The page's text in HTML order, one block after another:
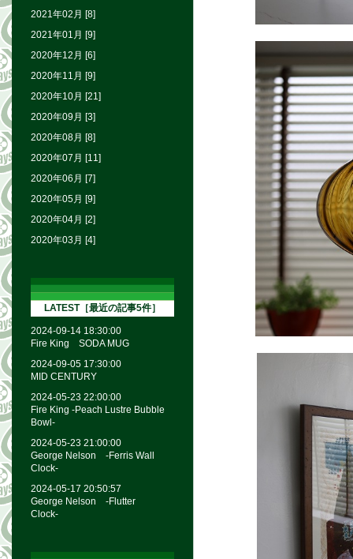
2021年02月 [8]
2021年01月 [9]
2020年12月 [6]
2020年11月 [9]
2020年10月 [21]
2020年09月 [3]
2020年08月 [8]
2020年07月 [11]
2020年06月 [7]
2020年05月 [9]
2020年04月 [2]
2020年03月 [4]
LATEST［最近の記事5件］
2024-09-14 18:30:00
Fire King SODA MUG
2024-09-05 17:30:00
MID CENTURY
2024-05-23 22:00:00
Fire King -Peach Lustre Bubble
Bowl-
2024-05-23 21:00:00
George Nelson -Ferris Wall
Clock-
2024-05-17 20:50:57
George Nelson -Flutter
Clock-